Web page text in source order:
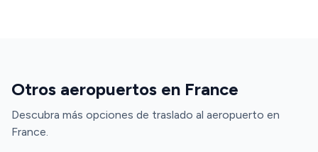
Otros aeropuertos en France
Descubra más opciones de traslado al aeropuerto en
France.